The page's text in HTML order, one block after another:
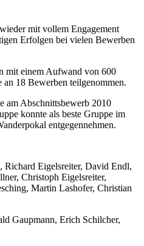
mit vollem Engagement
Erfolgen bei vielen Bewerben
mit einem Aufwand von 600
an 18 Bewerben teilgenommen.
am Abschnittsbewerb 2010
konnte als beste Gruppe im
entgegennehmen.
Richard Eigelsreiter, David Endl,
Christoph Eigelsreiter,
Martin Lashofer, Christian
Gaupmann, Erich Schilcher,